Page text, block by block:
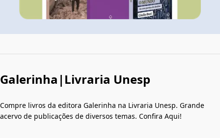
Galerinha|Livraria Unesp
Compre livros da editora Galerinha na Livraria Unesp. Grande
acervo de publicações de diversos temas. Confira Aqui!